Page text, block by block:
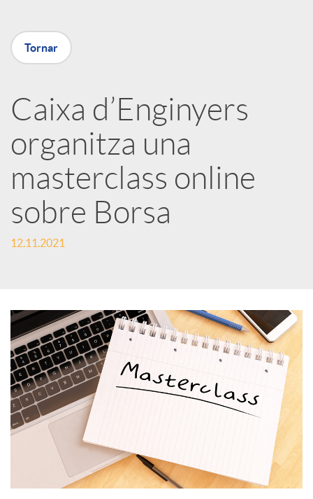
X
r
x
e
s
S
o
c
i
a
Tornar
Caixa d’Enginyers
organitza una
masterclass online
sobre Borsa
12.11.2021